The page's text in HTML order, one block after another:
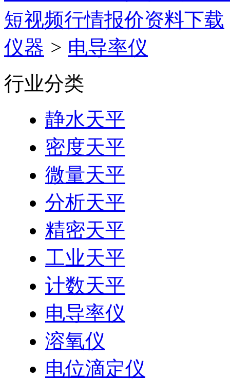
短视频行情报价资料下载
仪器 > 电导率仪
行业分类
静水天平
密度天平
微量天平
分析天平
精密天平
工业天平
计数天平
电导率仪
溶氧仪
电位滴定仪